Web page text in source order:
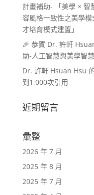
計畫補助- 「美學 × 智
容風格一致性之美學
才培育模式建置」
🎉 恭賀 Dr. 許軒
助-人工智慧與美學智
Dr. 許軒 Hsuan Hsu
到1,000次引用
近期留言
彙整
2026 年 7 月
2025 年 8 月
2025 年 7 月